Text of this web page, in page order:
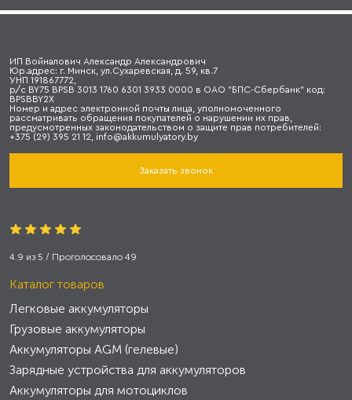
ИП Войналович Александр Александрович
Юр.адрес: г. Минск, ул.Сухаревская, д. 59, кв.7
УНП 191867772,
р/с BY75 BPSB 3013 1760 6301 3933 0000 в ОАО "БПС-Сбербанк" код:
BPSBBY2X
Номер и адрес электронной почты лица, уполномоченного
рассматривать обращения покупателей о нарушении их прав,
предусмотренных законодательством о защите прав потребителей:
+375 (29) 395 21 12, info@akkumulyatory.by
Заказать звонок
4.9 из 5 / Проголосовало 49
Каталог товаров
Легковые аккумуляторы
Грузовые аккумуляторы
Аккумуляторы AGM (гелевые)
Зарядные устройства для аккумуляторов
Аккумуляторы для мотоциклов